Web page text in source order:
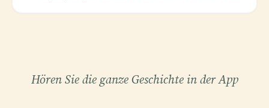
Hören Sie die ganze Geschichte in der App